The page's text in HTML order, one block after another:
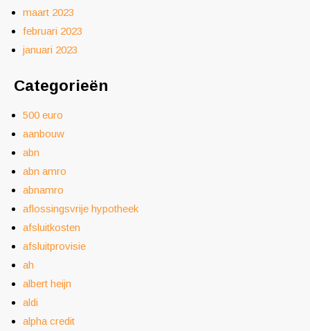
maart 2023
februari 2023
januari 2023
Categorieën
500 euro
aanbouw
abn
abn amro
abnamro
aflossingsvrije hypotheek
afsluitkosten
afsluitprovisie
ah
albert heijn
aldi
alpha credit